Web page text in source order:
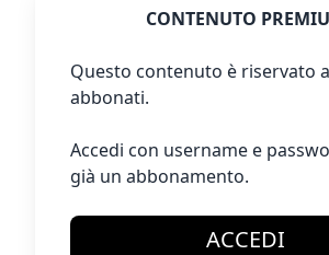
CONTENUTO
Questo contenuto è riservato
abbonati.
Accedi con username e
già un abbonamento.
ACCEDI